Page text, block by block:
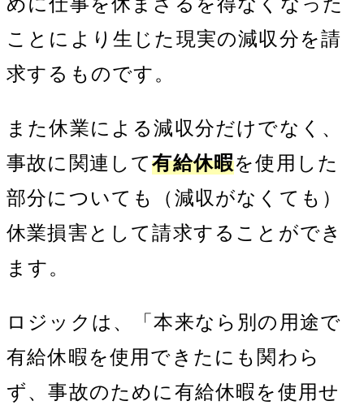
ことにより生じた現実の減収分を請
求するものです。
また休業による減収分だけでなく、
事故に関連して有給休暇を使用した
部分についても（減収がなくても）
休業損害として請求することができ
ます。
ロジックは、「本来なら別の用途で
有給休暇を使用できたにも関わら
ず、事故のために有給休暇を使用せ